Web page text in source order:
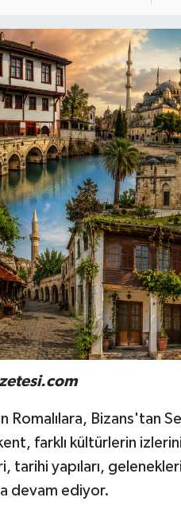
Romalılara, Bizans'tan
farklı kültürlerin
tarihi yapıları,
devam ediyor.